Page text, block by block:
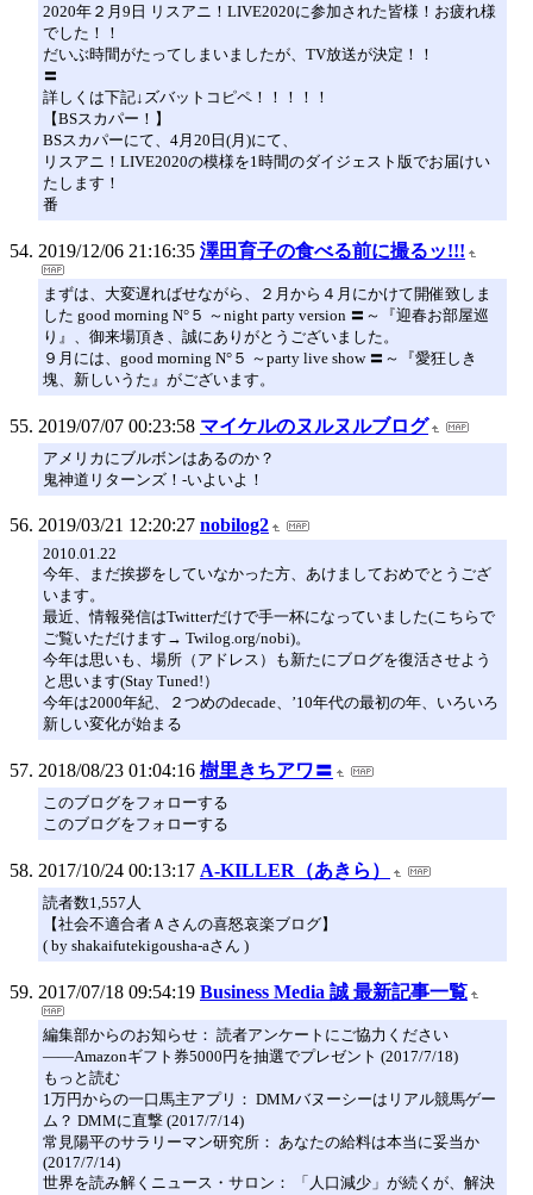
2020年２月9日 リスアニ！LIVE2020に参加された皆様！お疲れ様
でした！！
だいぶ時間がたってしまいましたが、TV放送が決定！！
〓
詳しくは下記↓ズバットコピペ！！！！！
【BSスカパー！】
BSスカパーにて、4月20日(月)にて、
リスアニ！LIVE2020の模様を1時間のダイジェスト版でお届けい
たします！
番
2019/12/06 21:16:35 澤田育子の食べる前に撮るッ!!!
まずは、大変遅ればせながら、２月から４月にかけて開催致しま
した good morning N°５ ～night party version 〓～『迎春お部屋巡
り』、御来場頂き、誠にありがとうございました。
９月には、good morning N°５ ～party live show 〓～『愛狂しき
塊、新しいうた』がございます。
2019/07/07 00:23:58 マイケルのヌルヌルブログ
アメリカにブルボンはあるのか？
鬼神道リターンズ！-いよいよ！
2019/03/21 12:20:27 nobilog2
2010.01.22
今年、まだ挨拶をしていなかった方、あけましておめでとうござ
います。
最近、情報発信はTwitterだけで手一杯になっていました(こちらで
ご覧いただけます→ Twilog.org/nobi)。
今年は思いも、場所（アドレス）も新たにブログを復活させよう
と思います(Stay Tuned!）
今年は2000年紀、２つめのdecade、’10年代の最初の年、いろいろ
新しい変化が始まる
2018/08/23 01:04:16 樹里きちアワ〓
このブログをフォローする
このブログをフォローする
2017/10/24 00:13:17 A-KILLER（あきら）
読者数1,557人
【社会不適合者Ａさんの喜怒哀楽ブログ】
( by shakaifutekigousha-aさん )
2017/07/18 09:54:19 Business Media 誠 最新記事一覧
編集部からのお知らせ： 読者アンケートにご協力ください
――Amazonギフト券5000円を抽選でプレゼント (2017/7/18)
もっと読む
1万円からの一口馬主アプリ： DMMバヌーシーはリアル競馬ゲー
ム？ DMMに直撃 (2017/7/14)
常見陽平のサラリーマン研究所： あなたの給料は本当に妥当か
(2017/7/14)
世界を読み解くニュース・サロン： 「人口減少」が続くが、解決